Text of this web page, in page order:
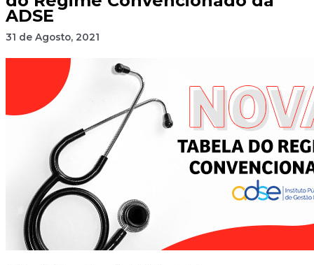
ADSE
31 de Agosto, 2021